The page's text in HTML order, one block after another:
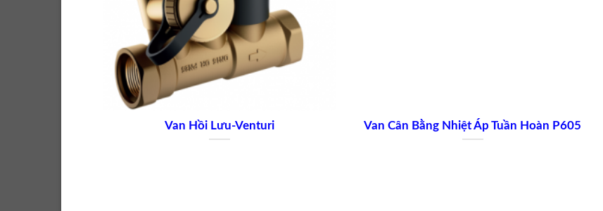
Van Hồi Lưu-Venturi Van Cân Bằng Nhiệt Áp Tuần Hoàn P605